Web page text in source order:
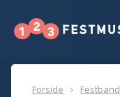
Forside Festband